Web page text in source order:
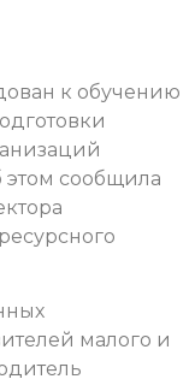
к обучению
этом сообщила
малого и